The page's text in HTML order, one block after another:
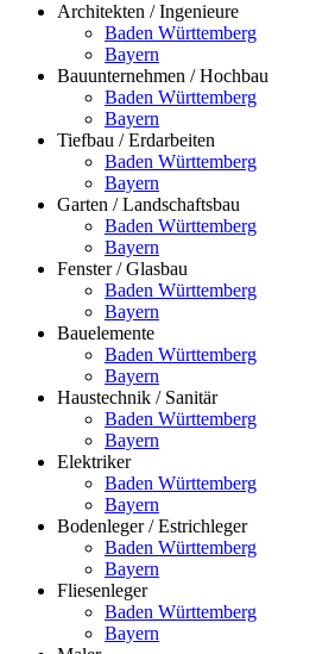
Architekten / Ingenieure
Baden Württemberg
Bayern
Bauunternehmen / Hochbau
Baden Württemberg
Bayern
Tiefbau / Erdarbeiten
Baden Württemberg
Bayern
Garten / Landschaftsbau
Baden Württemberg
Bayern
Fenster / Glasbau
Baden Württemberg
Bayern
Bauelemente
Baden Württemberg
Bayern
Haustechnik / Sanitär
Baden Württemberg
Bayern
Elektriker
Baden Württemberg
Bayern
Bodenleger / Estrichleger
Baden Württemberg
Bayern
Fliesenleger
Baden Württemberg
Bayern